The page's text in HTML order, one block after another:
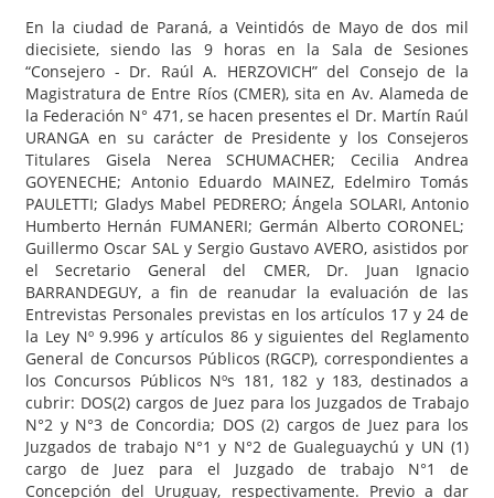
En la ciudad de Paraná, a Veintidós de Mayo de dos mil
diecisiete, siendo las 9 horas en la Sala de Sesiones
“Consejero - Dr. Raúl A. HERZOVICH” del Consejo de la
Magistratura de Entre Ríos (CMER), sita en Av. Alameda de
la Federación N° 471, se hacen presentes el Dr. Martín Raúl
URANGA en su carácter de Presidente y los Consejeros
Titulares Gisela Nerea SCHUMACHER; Cecilia Andrea
GOYENECHE; Antonio Eduardo MAINEZ, Edelmiro Tomás
PAULETTI; Gladys Mabel PEDRERO; Ángela SOLARI, Antonio
Humberto Hernán FUMANERI; Germán Alberto CORONEL;
Guillermo Oscar SAL y Sergio Gustavo AVERO, asistidos por
el Secretario General del CMER, Dr. Juan Ignacio
BARRANDEGUY, a fin de reanudar la evaluación de las
Entrevistas Personales previstas en los artículos 17 y 24 de
la Ley Nº 9.996 y artículos 86 y siguientes del Reglamento
General de Concursos Públicos (RGCP), correspondientes a
los Concursos Públicos Nºs 181, 182 y 183, destinados a
cubrir: DOS(2) cargos de Juez para los Juzgados de Trabajo
N°2 y N°3 de Concordia; DOS (2) cargos de Juez para los
Juzgados de trabajo N°1 y N°2 de Gualeguaychú y UN (1)
cargo de Juez para el Juzgado de trabajo N°1 de
Concepción del Uruguay, respectivamente. Previo a dar